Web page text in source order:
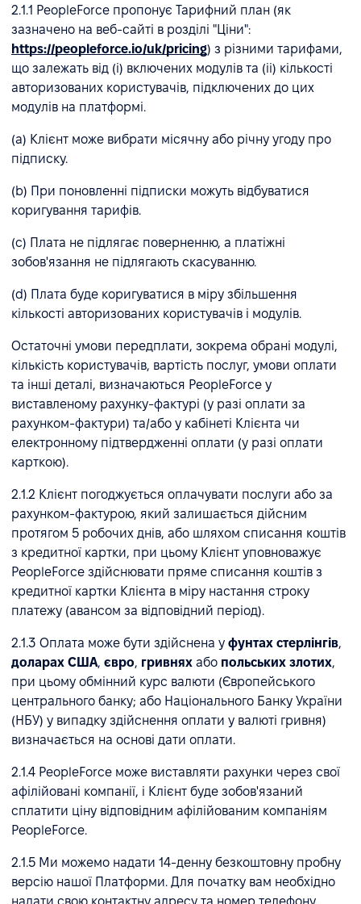
2.1.1 PeopleForce пропонує Тарифний план (як
зазначено на веб-сайті в розділі "Ціни":
https://peopleforce.io/uk/pricing) з різними тарифами,
що залежать від (і) включених модулів та (іі) кількості
авторизованих користувачів, підключених до цих
модулів на платформі.
(а) Клієнт може вибрати місячну або річну угоду про
підписку.
(b) При поновленні підписки можуть відбуватися
коригування тарифів.
(c) Плата не підлягає поверненню, а платіжні
зобов'язання не підлягають скасуванню.
(d) Плата буде коригуватися в міру збільшення
кількості авторизованих користувачів і модулів.
Остаточні умови передплати, зокрема обрані модулі,
кількість користувачів, вартість послуг, умови оплати
та інші деталі, визначаються PeopleForce у
виставленому рахунку-фактурі (у разі оплати за
рахунком-фактури) та/або у кабінеті Клієнта чи
електронному підтвердженні оплати (у разі оплати
карткою).
2.1.2 Клієнт погоджується оплачувати послуги або за
рахунком-фактурою, який залишається дійсним
протягом 5 робочих днів, або шляхом списання коштів
з кредитної картки, при цьому Клієнт уповноважує
PeopleForce здійснювати пряме списання коштів з
кредитної картки Клієнта в міру настання строку
платежу (авансом за відповідний період).
2.1.3 Оплата може бути здійснена у фунтах стерлінгів,
доларах США, євро, гривнях або польських злотих,
при цьому обмінний курс валюти (Європейського
центрального банку; або Національного Банку України
(НБУ) у випадку здійснення оплати у валюті гривня)
визначається на основі дати оплати.
2.1.4 PeopleForce може виставляти рахунки через свої
афілійовані компанії, і Клієнт буде зобов'язаний
сплатити ціну відповідним афілійованим компаніям
PeopleForce.
2.1.5 Ми можемо надати 14-денну безкоштовну пробну
версію нашої Платформи. Для початку вам необхідно
надати свою контактну адресу та номер телефону,